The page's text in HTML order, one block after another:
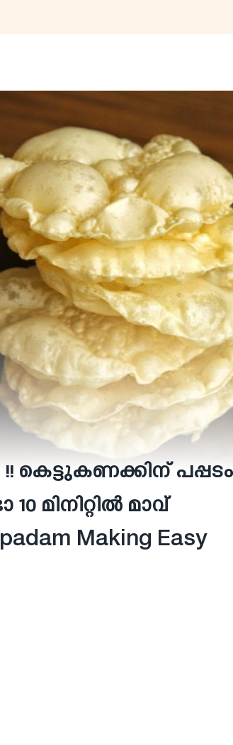
കെട്ടുകണക്കിന് പപ്പടം
മിനിറ്റിൽ മാവ്
Making Easy